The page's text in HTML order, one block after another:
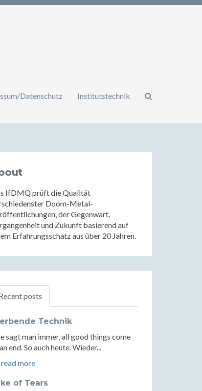
Datenschutz Institutstechnik
IfDMQ prüft die Qualität
Doom-Metal-
der Gegenwart,
und Zukunft basierend auf
Erfahrungsschatz aus über 20 Jahren.
posts
Technik
sagt man immer, all good things come
end. So auch heute. Wieder...
read more
of Tears